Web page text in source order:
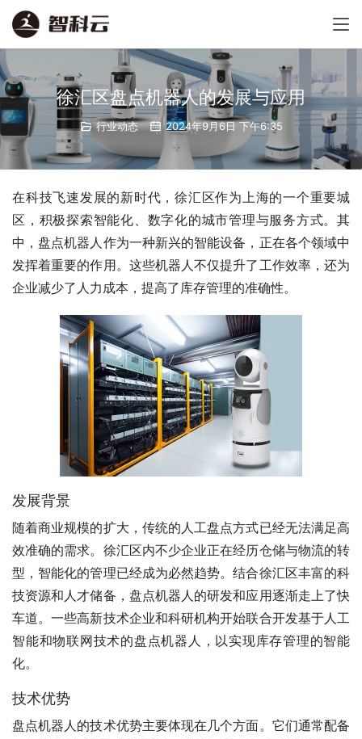
徐汇区盘点机器人的发展与应用
行业动态 2024年9月6日 下午6:35
在科技飞速发展的新时代，徐汇区作为上海的一个重要城
区，积极探索智能化、数字化的城市管理与服务方式。其
中，盘点机器人作为一种新兴的智能设备，正在各个领域中
发挥着重要的作用。这些机器人不仅提升了工作效率，还为
企业减少了人力成本，提高了库存管理的准确性。
发展背景
随着商业规模的扩大，传统的人工盘点方式已经无法满足高
效准确的需求。徐汇区内不少企业正在经历仓储与物流的转
型，智能化的管理已经成为必然趋势。结合徐汇区丰富的科
技资源和人才储备，盘点机器人的研发和应用逐渐走上了快
车道。一些高新技术企业和科研机构开始联合开发基于人工
智能和物联网技术的盘点机器人，以实现库存管理的智能
化。
技术优势
盘点机器人的技术优势主要体现在几个方面。它们通常配备